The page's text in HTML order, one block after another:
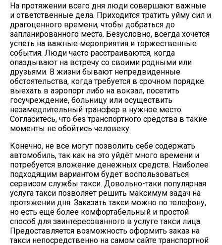
На протяжении всего дня люди совершают важные
и ответственные дела. Приходится тратить уйму сил и
драгоценного времени, чтобы добраться до
запланированного места. Безусловно, всегда хочется
успеть на важные мероприятия и торжественные
события. Люди часто расстраиваются, когда
опаздывают на встречу со своими родными или
друзьями. В жизни бывают непредвиденные
обстоятельства, когда требуется в срочном порядке
выехать в аэропорт либо на вокзал, посетить
госучреждение, больницу или осуществить
незамедлительный трансфер в нужное место.
Согласитесь, что без транспортного средства в такие
моменты не обойтись человеку.
Конечно, не все могут позволить себе содержать
автомобиль, так как на это уйдёт много времени и
потребуется вложение денежных средств. Наиболее
подходящим вариантом будет воспользоваться
сервисом службы такси. Довольно-таки популярная
услуга такси позволяет решить максимум задач на
протяжении дня. Заказать такси можно по телефону,
но есть ещё более комфортабельный и простой
способ для заинтересованного в услуге такси лица.
Предоставляется возможность оформить заказ на
такси непосредственно на самом сайте транспортной